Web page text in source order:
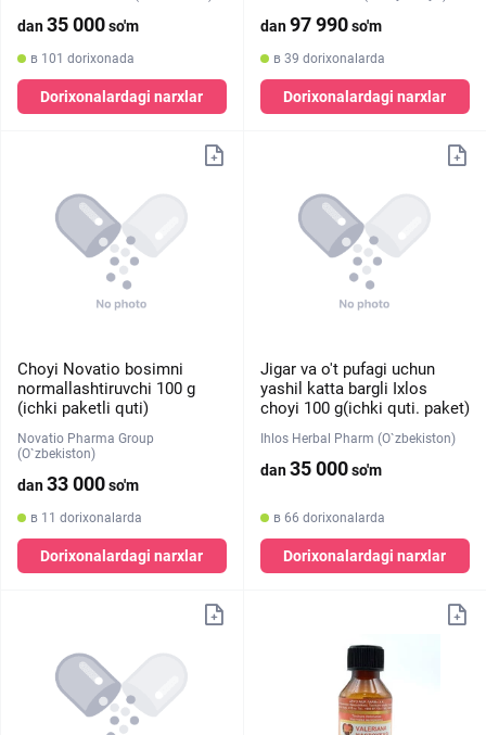
dan35 000so'm
в 101 dorixonada
Dorixonalardagi narxlar
dan97 990so'm
в 39 dorixonalarda
Dorixonalardagi narxlar
Choyi Novatio bosimni
normallashtiruvchi 100 g
(ichki paketli quti)
Novatio Pharma Group
(O`zbekiston)
dan33 000so'm
в 11 dorixonalarda
Dorixonalardagi narxlar
Jigar va o't pufagi uchun
yashil katta bargli Ixlos
choyi 100 g(ichki quti. paket)
Ihlos Herbal Pharm (O`zbekiston)
dan35 000so'm
в 66 dorixonalarda
Dorixonalardagi narxlar